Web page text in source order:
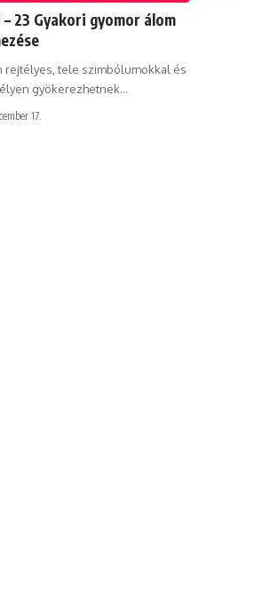
23 Gyakori gyomor álom
rejtélyes, tele szimbólumokkal és
gyökerezhetnek…
17.